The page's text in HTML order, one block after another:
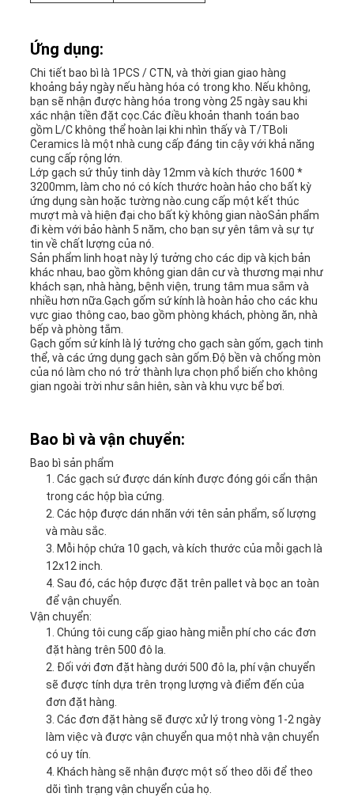
Ứng dụng:
Chi tiết bao bì là 1PCS / CTN, và thời gian giao hàng
khoảng bảy ngày nếu hàng hóa có trong kho. Nếu không,
bạn sẽ nhận được hàng hóa trong vòng 25 ngày sau khi
xác nhận tiền đặt cọc.Các điều khoản thanh toán bao
gồm L/C không thể hoàn lại khi nhìn thấy và T/TBoli
Ceramics là một nhà cung cấp đáng tin cậy với khả năng
cung cấp rộng lớn.
Lớp gạch sứ thủy tinh dày 12mm và kích thước 1600 *
3200mm, làm cho nó có kích thước hoàn hảo cho bất kỳ
ứng dụng sàn hoặc tường nào.cung cấp một kết thúc
mượt mà và hiện đại cho bất kỳ không gian nàoSản phẩm
đi kèm với bảo hành 5 năm, cho bạn sự yên tâm và sự tự
tin về chất lượng của nó.
Sản phẩm linh hoạt này lý tưởng cho các dịp và kịch bản
khác nhau, bao gồm không gian dân cư và thương mại như
khách sạn, nhà hàng, bệnh viện, trung tâm mua sắm và
nhiều hơn nữa.Gạch gốm sứ kính là hoàn hảo cho các khu
vực giao thông cao, bao gồm phòng khách, phòng ăn, nhà
bếp và phòng tắm.
Gạch gốm sứ kính là lý tưởng cho gạch sàn gốm, gạch tinh
thể, và các ứng dụng gạch sàn gốm.Độ bền và chống mòn
của nó làm cho nó trở thành lựa chọn phổ biến cho không
gian ngoài trời như sân hiên, sàn và khu vực bể bơi.
Bao bì và vận chuyển:
Bao bì sản phẩm
Các gạch sứ được dán kính được đóng gói cẩn thận
trong các hộp bìa cứng.
Các hộp được dán nhãn với tên sản phẩm, số lượng
và màu sắc.
Mỗi hộp chứa 10 gạch, và kích thước của mỗi gạch là
12x12 inch.
Sau đó, các hộp được đặt trên pallet và bọc an toàn
để vận chuyển.
Vận chuyển:
Chúng tôi cung cấp giao hàng miễn phí cho các đơn
đặt hàng trên 500 đô la.
Đối với đơn đặt hàng dưới 500 đô la, phí vận chuyển
sẽ được tính dựa trên trọng lượng và điểm đến của
đơn đặt hàng.
Các đơn đặt hàng sẽ được xử lý trong vòng 1-2 ngày
làm việc và được vận chuyển qua một nhà vận chuyển
có uy tín.
Khách hàng sẽ nhận được một số theo dõi để theo
dõi tình trạng vận chuyển của họ.